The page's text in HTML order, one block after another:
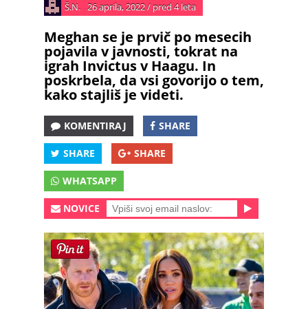
Š.N. 26 aprila, 2022/ pred 4 leta
Meghan se je prvič po mesecih
pojavila v javnosti, tokrat na
igrah Invictus v Haagu. In
poskrbela, da vsi govorijo o tem,
kako stajliš je videti.
KOMENTIRAJ SHARE
SHARE SHARE
WHATSAPP
NOVICE